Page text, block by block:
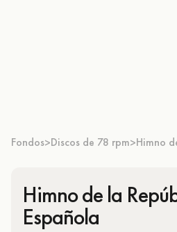
Fondos>Discos de 78 rpm>Himno
Himno de la
Española